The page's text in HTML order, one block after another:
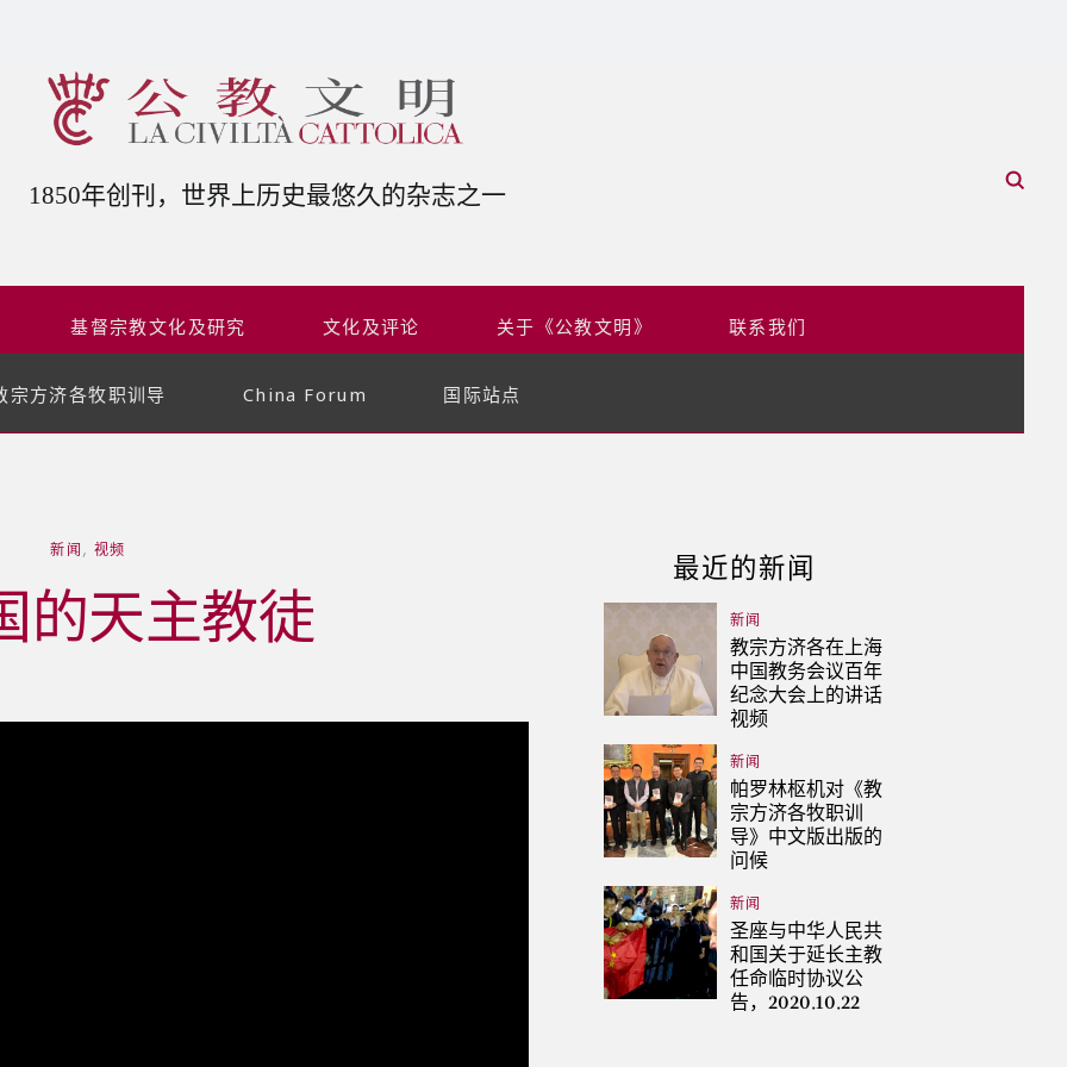
1850年创刊，世界上历史最悠久的杂志之一
基督宗教文化及研究 文化及评论 关于《公教文明》 联系我们
宗方济各牧职训导 China Forum 国际站点
新闻 , 视频
的天主教徒
最近的新闻
新闻
教宗方济各在上海
中国教务会议百年
纪念大会上的讲话
视频
新闻
帕罗林枢机对《教
宗方济各牧职训
导》中文版出版的
问候
新闻
圣座与中华人民共
和国关于延长主教
任命临时协议公
告，2020.10.22